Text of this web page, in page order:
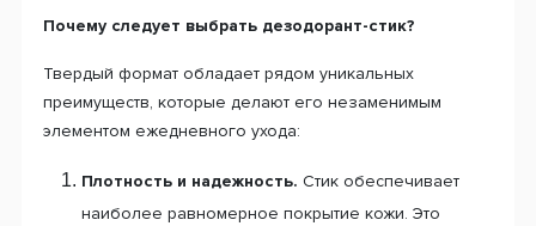
Почему следует выбрать дезодорант-стик?
Твердый формат обладает рядом уникальных
преимуществ, которые делают его незаменимым
элементом ежедневного ухода:
Плотность и надежность. Стик обеспечивает
наиболее равномерное покрытие кожи. Это